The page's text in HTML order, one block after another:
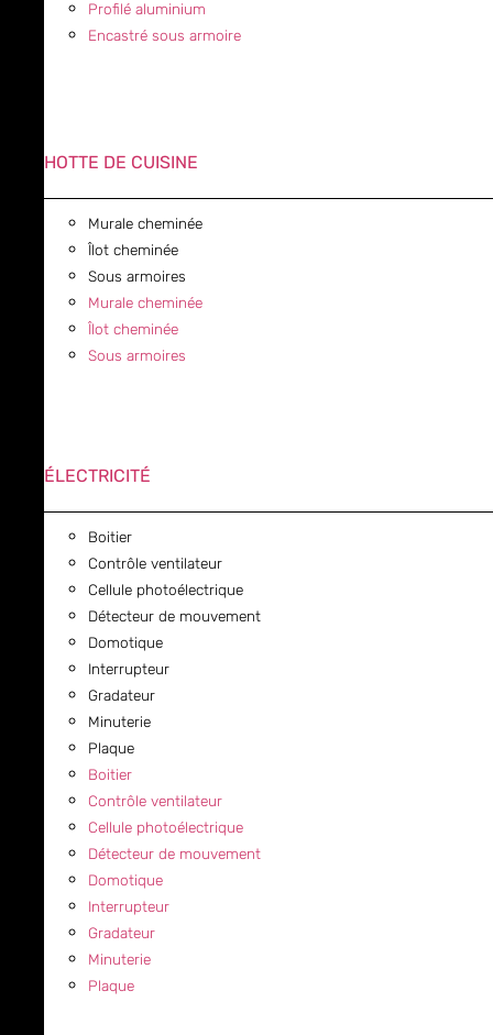
Profilé aluminium
Encastré sous armoire
HOTTE DE CUISINE
Murale cheminée
Îlot cheminée
Sous armoires
Murale cheminée
Îlot cheminée
Sous armoires
ÉLECTRICITÉ
Boitier
Contrôle ventilateur
Cellule photoélectrique
Détecteur de mouvement
Domotique
Interrupteur
Gradateur
Minuterie
Plaque
Boitier
Contrôle ventilateur
Cellule photoélectrique
Détecteur de mouvement
Domotique
Interrupteur
Gradateur
Minuterie
Plaque